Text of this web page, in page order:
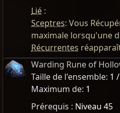
Lié :
Sceptres: Vous
maximale lorsqu'une
Récurrentes
Warding Rune of
Taille de l'ensemble: 1
Maximum de: 1
Prérequis : Niveau 45